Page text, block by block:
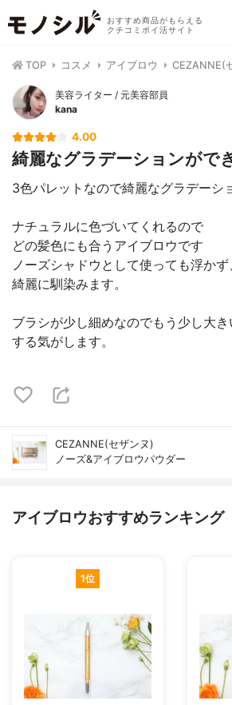
おすすめ商品がもらえる
クチコミポイ活サイト
TOP コスメ アイブロウ CEZANNE(
美容ライター / 元美容部員
kana
4.00
綺麗なグラデーションがで
3色パレットなので綺麗なグラデーシ
ナチュラルに色づいてくれるので
どの髪色にも合うアイブロウです
ノーズシャドウとして使っても浮かず
綺麗に馴染みます。
ブラシが少し細めなのでもう少し大
する気がします。
CEZANNE(セザンヌ)
ノーズ&アイブロウパウダー
アイブロウおすすめランキング
1位